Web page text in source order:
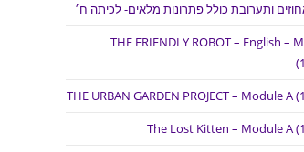
ותערובת כולל פתרונות מלאים- לכיתה ח׳
THE FRIENDLY ROBOT – English –
THE URBAN GARDEN PROJECT – Module A
The Lost Kitten – Module A